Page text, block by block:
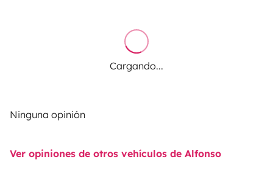
Cargando...
Ninguna opinión
Ver opiniones de otros vehículos de Alfonso